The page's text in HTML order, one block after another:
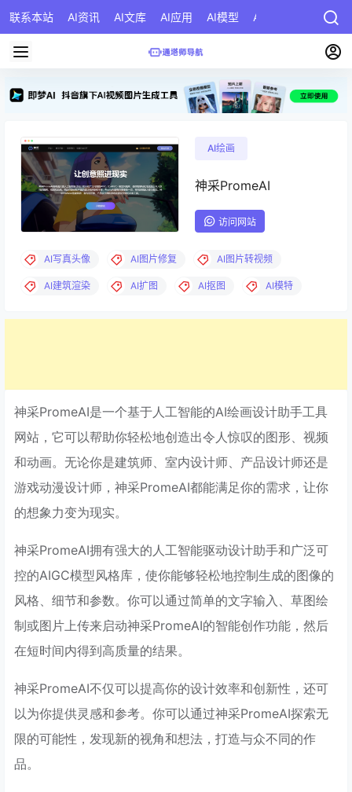
联系本站 AI资讯 AI文库 AI应用 AI模型 AI公司 AI提示词
AI绘画
神采PromeAI
访问网站
AI写真头像 AI图片修复 AI图片转视频
AI建筑渲染 AI扩图 AI抠图 AI模特
神采PromeAI是一个基于人工智能的AI绘画设计助手工具
网站，它可以帮助你轻松地创造出令人惊叹的图形、视频
和动画。无论你是建筑师、室内设计师、产品设计师还是
游戏动漫设计师，神采PromeAI都能满足你的需求，让你
的想象力变为现实。
神采PromeAI拥有强大的人工智能驱动设计助手和广泛可
控的AIGC模型风格库，使你能够轻松地控制生成的图像的
风格、细节和参数。你可以通过简单的文字输入、草图绘
制或图片上传来启动神采PromeAI的智能创作功能，然后
在短时间内得到高质量的结果。
神采PromeAI不仅可以提高你的设计效率和创新性，还可
以为你提供灵感和参考。你可以通过神采PromeAI探索无
限的可能性，发现新的视角和想法，打造与众不同的作
品。